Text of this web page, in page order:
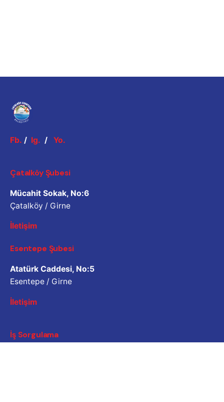
Fb. / Ig. / Yo.
Çatalköy Şubesi
Mücahit Sokak, No:6
Çatalköy / Girne
İletişim
Esentepe Şubesi
Atatürk Caddesi, No:5
Esentepe / Girne
İletişim
İş Sorgulama